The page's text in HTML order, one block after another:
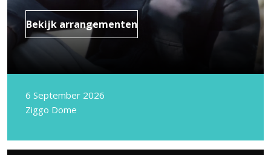
Bekijk arrangementen
6 September 2026
Ziggo Dome